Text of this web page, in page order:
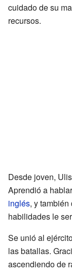
cuidado de su
recursos.
Desde joven,
Aprendió a
inglés, y
habilidades le
Se unió al
las batallas.
ascendiendo de